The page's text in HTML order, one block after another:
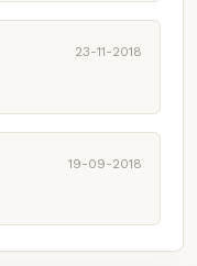
23-11-2018
19-09-2018